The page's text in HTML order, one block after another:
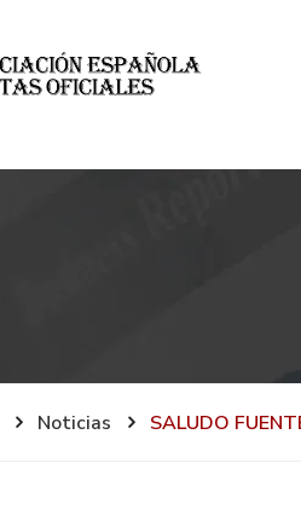
Noticias SALUDO